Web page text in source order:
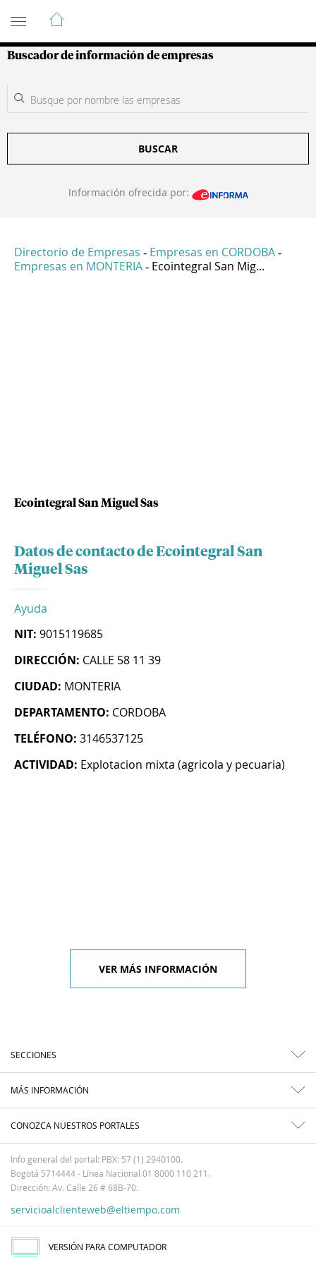
Guía de Empresas Colombianas
Buscador de información de empresas
BUSCAR
Información ofrecida por:
Directorio de Empresas - Empresas en CORDOBA -
Empresas en MONTERIA - Ecointegral San Mig...
Ecointegral San Miguel Sas
Datos de contacto de Ecointegral San
Miguel Sas
Ayuda
NIT: 9015119685
DIRECCIÓN: CALLE 58 11 39
CIUDAD: MONTERIA
DEPARTAMENTO: CORDOBA
TELÉFONO: 3146537125
ACTIVIDAD: Explotacion mixta (agricola y pecuaria)
VER MÁS INFORMACIÓN
SECCIONES
MÁS INFORMACIÓN
CONOZCA NUESTROS PORTALES
Info general del portal: PBX: 57 (1) 2940100.
Bogotá 5714444 - Línea Nacional 01 8000 110 211.
Dirección: Av. Calle 26 # 68B-70.
servicioalclienteweb@eltiempo.com
VERSIÓN PARA COMPUTADOR